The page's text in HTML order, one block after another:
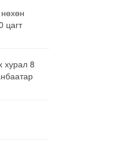
цагт
хурал 8